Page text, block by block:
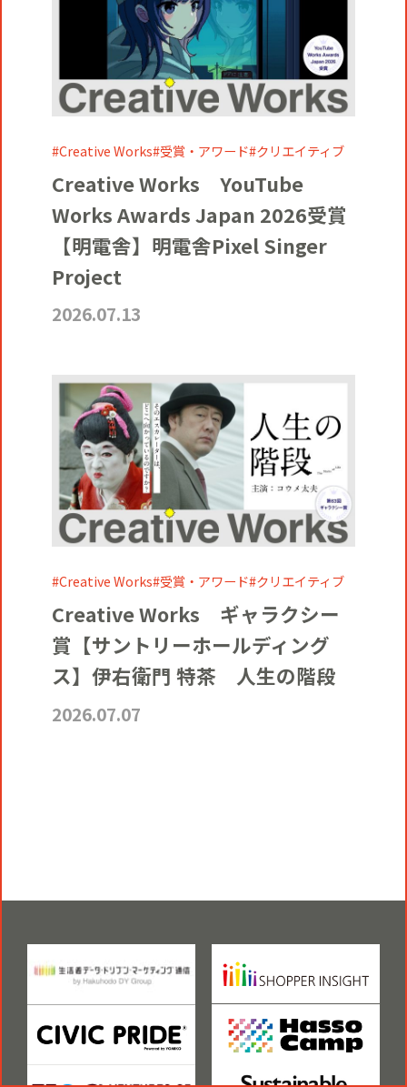
Creative Works 受賞・アワード クリエイティブ
Creative Works YouTube
Works Awards Japan 2026受賞
【明電舎】明電舎Pixel Singer
Project
2026.07.13
Creative Works 受賞・アワード クリエイティブ
Creative Works ギャラクシー
賞【サントリーホールディング
ス】伊右衛門 特茶 人生の階段
2026.07.07